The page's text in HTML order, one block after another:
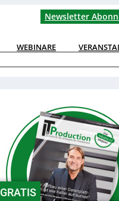
Newsletter
WEBINARE
GRATIS